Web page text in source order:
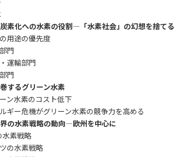
素化への水素の役割―「水素社会」の幻想を捨てる
用途の優先度
門
運輸部門
門
するグリーン水素
ン水素のコスト低下
ギー危機がグリーン水素の競争力を高める
の水素戦略の動向―欧州を中心に
素戦略
の水素戦略